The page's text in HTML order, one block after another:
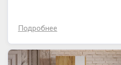
Подробнее